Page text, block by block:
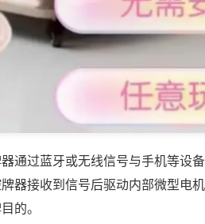
通过蓝牙或无线信号与手机等设
器接收到信号后驱动内部微型电
的。